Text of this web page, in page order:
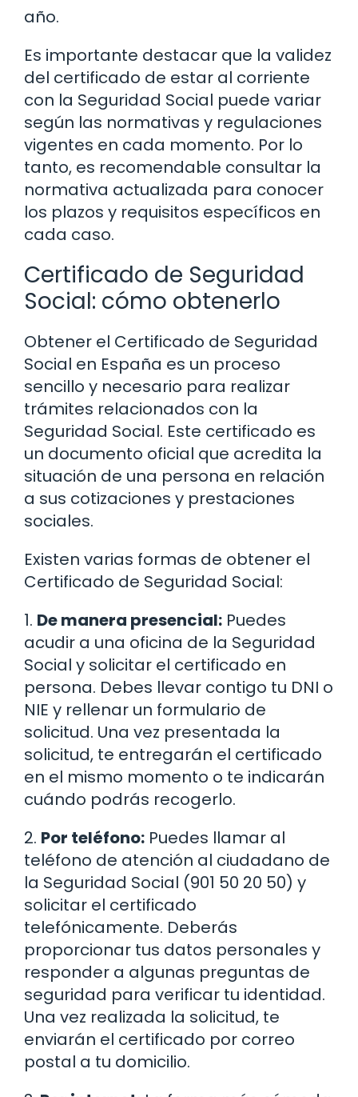
año.
Es importante destacar que la validez
del certificado de estar al corriente
con la Seguridad Social puede variar
según las normativas y regulaciones
vigentes en cada momento. Por lo
tanto, es recomendable consultar la
normativa actualizada para conocer
los plazos y requisitos específicos en
cada caso.
Certificado de Seguridad
Social: cómo obtenerlo
Obtener el Certificado de Seguridad
Social en España es un proceso
sencillo y necesario para realizar
trámites relacionados con la
Seguridad Social. Este certificado es
un documento oficial que acredita la
situación de una persona en relación
a sus cotizaciones y prestaciones
sociales.
Existen varias formas de obtener el
Certificado de Seguridad Social:
1. De manera presencial: Puedes
acudir a una oficina de la Seguridad
Social y solicitar el certificado en
persona. Debes llevar contigo tu DNI o
NIE y rellenar un formulario de
solicitud. Una vez presentada la
solicitud, te entregarán el certificado
en el mismo momento o te indicarán
cuándo podrás recogerlo.
2. Por teléfono: Puedes llamar al
teléfono de atención al ciudadano de
la Seguridad Social (901 50 20 50) y
solicitar el certificado
telefónicamente. Deberás
proporcionar tus datos personales y
responder a algunas preguntas de
seguridad para verificar tu identidad.
Una vez realizada la solicitud, te
enviarán el certificado por correo
postal a tu domicilio.